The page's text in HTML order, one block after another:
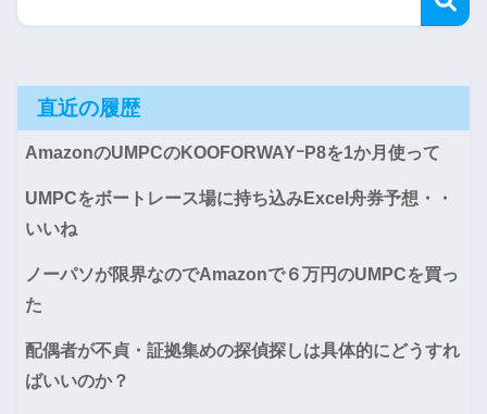
直近の履歴
AmazonのUMPCのKOOFORWAYｰP8を1か月使って
UMPCをボートレース場に持ち込みExcel舟券予想・・
いいね
ノーパソが限界なのでAmazonで６万円のUMPCを買っ
た
配偶者が不貞・証拠集めの探偵探しは具体的にどうすれ
ばいいのか？